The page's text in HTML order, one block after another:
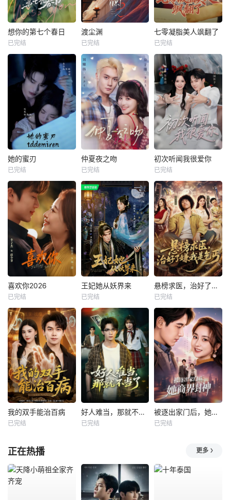
想你的第七个春日
已完结
渡尘渊
已完结
七零凝脂美人飒翻了
已完结
她的蜜刃
已完结
仲夏夜之吻
已完结
初次听闻我很爱你
已完结
喜欢你2026
已完结
王妃她从妖界来
已完结
悬榜求医，治好了嫌我是乞丐
已完结
我的双手能治百病
已完结
好人难当，那就不当了
已完结
被逐出家门后，她商界封神
已完结
正在热播 更多